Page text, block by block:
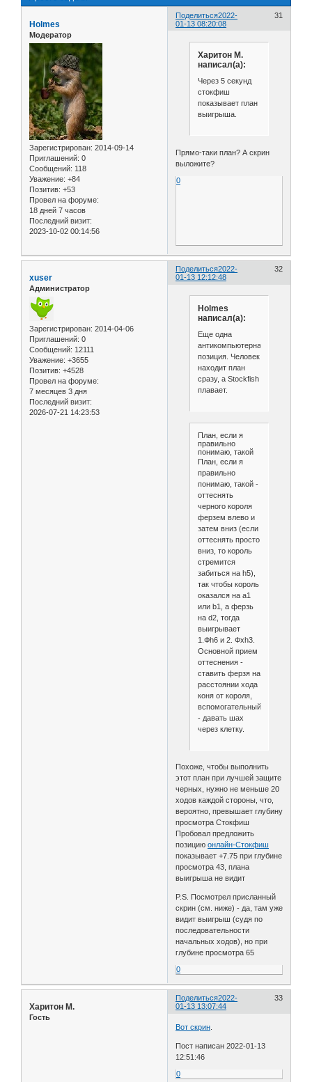
Поделиться 31
2022-
01-13 08:20:08
Holmes
Модератор
Зарегистрирован: 2014-09-14
Приглашений: 0
Сообщений: 118
Уважение: +84
Позитив: +53
Провел на форуме:
18 дней 7 часов
Последний визит:
2023-10-02 00:14:56
Харитон М.
написал(а):
Через 5 секунд
стокфиш
показывает план
выигрыша.
Прямо-таки план? А скрин
выложите?
0
Поделиться 32
2022-
01-13 12:12:48
xuser
Администратор
Зарегистрирован: 2014-04-06
Приглашений: 0
Сообщений: 12111
Уважение: +3655
Позитив: +4528
Провел на форуме:
7 месяцев 3 дня
Последний визит:
2026-07-21 14:23:53
Holmes
написал(а):
Еще одна
антикомпьютерная
позиция. Человек
находит план
сразу, а Stockfish
плавает.
План, если я
правильно
понимаю, такой
План, если я
правильно
понимаю, такой -
оттеснять
черного короля
ферзем влево и
затем вниз (если
оттеснять просто
вниз, то король
стремится
забиться на h5),
так чтобы король
оказался на a1
или b1, а ферзь
на d2, тогда
выигрывает
1.Фh6 и 2. Фxh3.
Основной прием
оттеснения -
ставить ферзя на
расстоянии хода
коня от короля,
вспомогательный
- давать шах
через клетку.
Похоже, чтобы выполнить
этот план при лучшей защите
черных, нужно не меньше 20
ходов каждой стороны, что,
вероятно, превышает глубину
просмотра Стокфиш
Пробовал предложить
позициюонлайн-Стокфиш
показывает +7.75 при глубине
просмотра 43, плана
выигрыша не видит
P.S. Посмотрел присланный
скрин (см. ниже) - да, там уже
видит выигрыш (судя по
последовательности
начальных ходов), но при
глубине просмотра 65
0
Поделиться 33
2022-
01-13 13:07:44
Харитон М.
Гость
Вот скрин
Пост написан 2022-01-13
12:51:46
0